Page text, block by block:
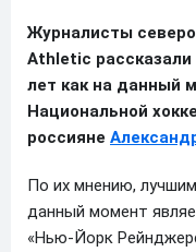
Журналисты
Athletic рассказали
лет как на данный
Национальной
россияне
По их мнению,
данный момент
«Нью-Йорк